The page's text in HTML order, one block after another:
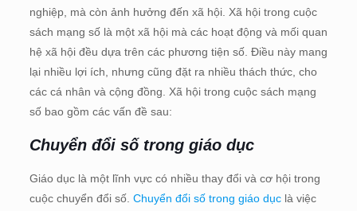
nghiệp, mà còn ảnh hưởng đến xã hội. Xã hội trong cuộc
sách mạng số là một xã hội mà các hoạt động và mối quan
hệ xã hội đều dựa trên các phương tiện số. Điều này mang
lại nhiều lợi ích, nhưng cũng đặt ra nhiều thách thức, cho
các cá nhân và cộng đồng. Xã hội trong cuộc sách mạng
số bao gồm các vấn đề sau:
Chuyển đổi số trong giáo dục
Giáo dục là một lĩnh vực có nhiều thay đổi và cơ hội trong
cuộc chuyển đổi số. Chuyển đổi số trong giáo dụclà việc